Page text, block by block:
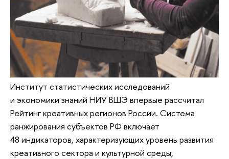
Институт статистических исследований
и экономики знаний НИУ ВШЭ впервые рассчитал
Рейтинг креативных регионов России. Система
ранжирования субъектов РФ включает
48 индикаторов, характеризующих уровень развития
креативного сектора и культурной среды,